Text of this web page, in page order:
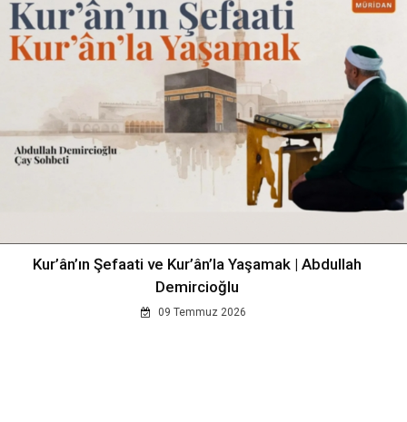
Kur’ân’ın Şefaati ve Kur’ân’la Yaşamak | Abdullah
Demircioğlu
09 Temmuz 2026